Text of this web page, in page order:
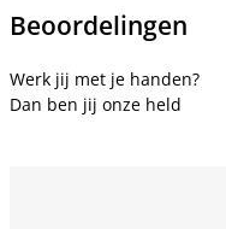
Beoordelingen
Werk jij met je handen?
Dan ben jij onze held